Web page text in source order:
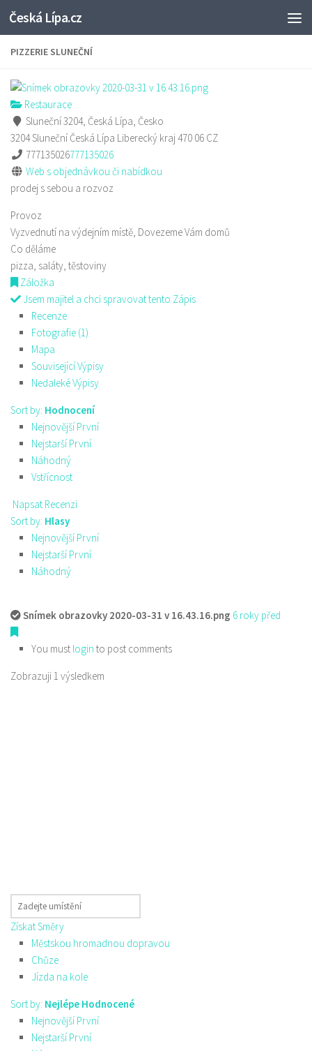
Skip to content
Česká Lípa.cz
PIZZERIE SLUNEČNÍ
Restaurace
Sluneční 3204, Česká Lípa, Česko
3204 Sluneční Česká Lípa Liberecký kraj470 06 CZ
777135026777135026
Web s objednávkou či nabídkou
prodej s sebou a rozvoz
Provoz
Vyzvednutí na výdejním místě, Dovezeme Vám domů
Co děláme
pizza, saláty, těstoviny
Záložka
Jsem majitel a chci spravovat tento Zápis
Recenze
Fotografie (1)
Mapa
Související Výpisy
Nedaleké Výpisy
Sort by: Hodnocení
Nejnovější První
Nejstarší První
Náhodný
Vstřícnost
Napsat Recenzi
Sort by: Hlasy
Nejnovější První
Nejstarší První
Náhodný
Snímek obrazovky 2020-03-31 v 16.43.16.png 6 roky před
You must login to post comments
Zobrazuji 1 výsledkem
Získat Směry
Městskou hromadnou dopravou
Chůze
Jízda na kole
Sort by: Nejlépe Hodnocené
Nejnovější První
Nejstarší První